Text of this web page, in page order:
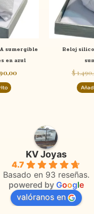
sumergible
en azul
Reloj
$
KV Joyas
4.7
Basado en 93 reseñas.
powered by Google
valóranos en